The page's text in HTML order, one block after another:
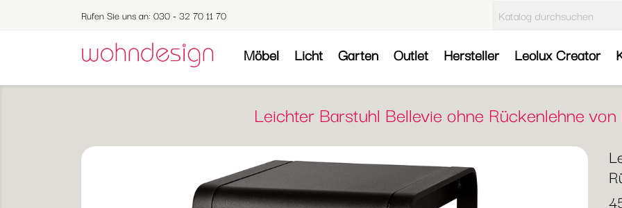
Rufen Sie uns an: 030 - 32 70 11 70
Möbel Licht Garten Outlet Hersteller Leolux Creator
Leichter Barstuhl Bellevie ohne Rückenlehne